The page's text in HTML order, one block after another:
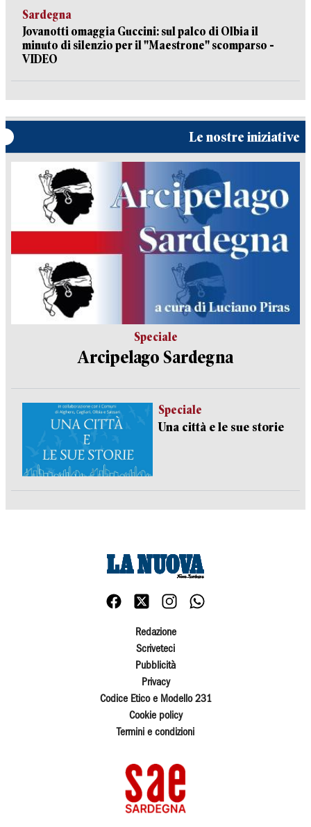
Sardegna
Jovanotti omaggia Guccini: sul palco di Olbia il
minuto di silenzio per il "Maestrone" scomparso -
VIDEO
Le nostre iniziative
Speciale
Arcipelago Sardegna
Speciale
Una città e le sue storie
Redazione
Scriveteci
Pubblicità
Privacy
Codice Etico e Modello 231
Cookie policy
Termini e condizioni